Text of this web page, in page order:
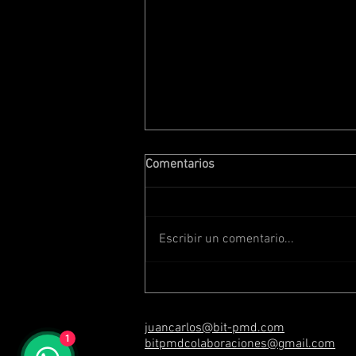
para ARTE
Comentarios
Escribir un comentario...
juancarlos@bit-pmd.com
bitpmdcolaboraciones@gmail.com
1